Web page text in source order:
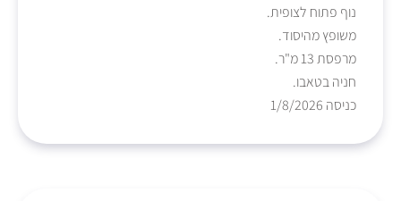
נוף פתוח לצופית.
משופץ מהיסוד.
מרפסת 13 מ"ר.
חניה בטאבו.
כניסה 1/8/2026